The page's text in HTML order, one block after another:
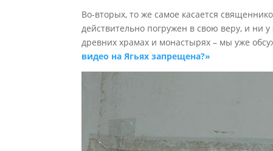
Во-вторых, то же самое касается
действительно погружен в свою веру, и ни
древних храмах и монастырях – мы уже
видео на Ягьях запрещена?»